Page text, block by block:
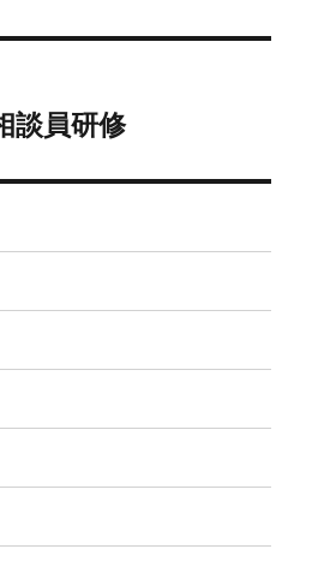
談員研修